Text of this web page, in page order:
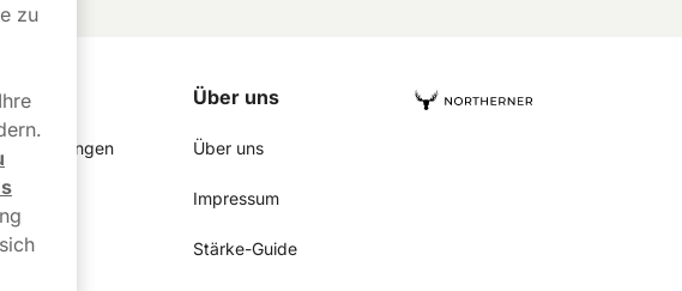
Einstellungen
Über uns
Über uns
Impressum
Stärke-Guide
zu